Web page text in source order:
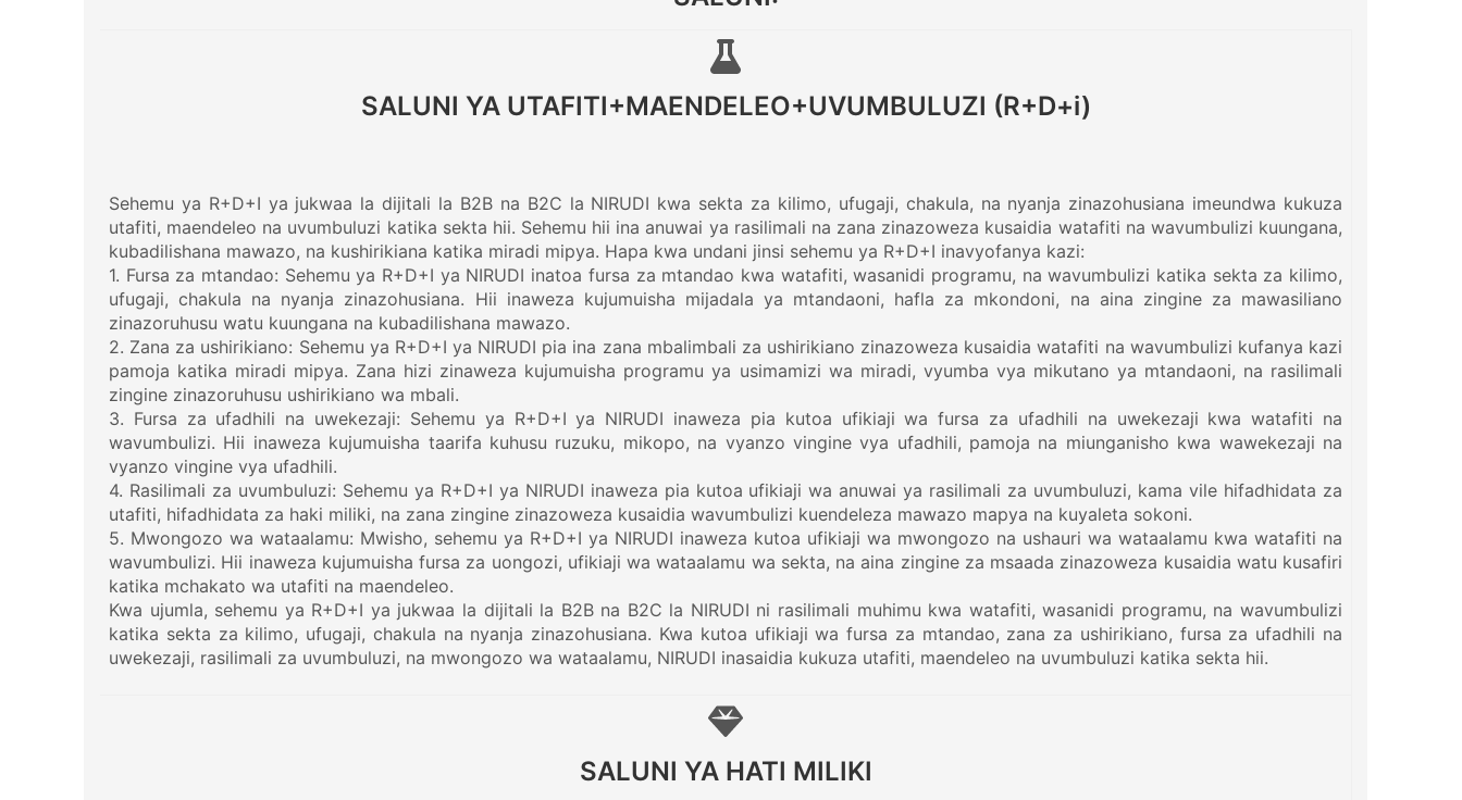
SALUNI YA UTAFITI+MAENDELEO+UVUMBULUZI (R+D+i)
Sehemu ya R+D+I ya jukwaa la dijitali la B2B na B2C la NIRUDI kwa sekta za kilimo, ufugaji, chakula, na nyanja zinazohusiana imeundwa kukuza
utafiti, maendeleo na uvumbuluzi katika sekta hii. Sehemu hii ina anuwai ya rasilimali na zana zinazoweza kusaidia watafiti na wavumbulizi kuungana,
kubadilishana mawazo, na kushirikiana katika miradi mipya. Hapa kwa undani jinsi sehemu ya R+D+I inavyofanya kazi:
1. Fursa za mtandao: Sehemu ya R+D+I ya NIRUDI inatoa fursa za mtandao kwa watafiti, wasanidi programu, na wavumbulizi katika sekta za kilimo,
ufugaji, chakula na nyanja zinazohusiana. Hii inaweza kujumuisha mijadala ya mtandaoni, hafla za mkondoni, na aina zingine za mawasiliano
zinazoruhusu watu kuungana na kubadilishana mawazo.
2. Zana za ushirikiano: Sehemu ya R+D+I ya NIRUDI pia ina zana mbalimbali za ushirikiano zinazoweza kusaidia watafiti na wavumbulizi kufanya kazi
pamoja katika miradi mipya. Zana hizi zinaweza kujumuisha programu ya usimamizi wa miradi, vyumba vya mikutano ya mtandaoni, na rasilimali
zingine zinazoruhusu ushirikiano wa mbali.
3. Fursa za ufadhili na uwekezaji: Sehemu ya R+D+I ya NIRUDI inaweza pia kutoa ufikiaji wa fursa za ufadhili na uwekezaji kwa watafiti na
wavumbulizi. Hii inaweza kujumuisha taarifa kuhusu ruzuku, mikopo, na vyanzo vingine vya ufadhili, pamoja na miunganisho kwa wawekezaji na
vyanzo vingine vya ufadhili.
4. Rasilimali za uvumbuluzi: Sehemu ya R+D+I ya NIRUDI inaweza pia kutoa ufikiaji wa anuwai ya rasilimali za uvumbuluzi, kama vile hifadhidata za
utafiti, hifadhidata za haki miliki, na zana zingine zinazoweza kusaidia wavumbulizi kuendeleza mawazo mapya na kuyaleta sokoni.
5. Mwongozo wa wataalamu: Mwisho, sehemu ya R+D+I ya NIRUDI inaweza kutoa ufikiaji wa mwongozo na ushauri wa wataalamu kwa watafiti na
wavumbulizi. Hii inaweza kujumuisha fursa za uongozi, ufikiaji wa wataalamu wa sekta, na aina zingine za msaada zinazoweza kusaidia watu kusafiri
katika mchakato wa utafiti na maendeleo.
Kwa ujumla, sehemu ya R+D+I ya jukwaa la dijitali la B2B na B2C la NIRUDI ni rasilimali muhimu kwa watafiti, wasanidi programu, na wavumbulizi
katika sekta za kilimo, ufugaji, chakula na nyanja zinazohusiana. Kwa kutoa ufikiaji wa fursa za mtandao, zana za ushirikiano, fursa za ufadhili na
uwekezaji, rasilimali za uvumbuluzi, na mwongozo wa wataalamu, NIRUDI inasaidia kukuza utafiti, maendeleo na uvumbuluzi katika sekta hii.
SALUNI YA HATI MILIKI